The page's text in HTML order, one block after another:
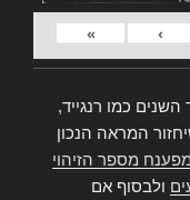
›
»
השנים כמו רנגייד,
המראה הנכון
מספר הזיהוי
ולבסוף אם